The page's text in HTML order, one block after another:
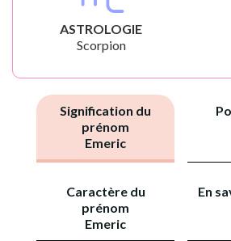
ASTROLOGIE
Scorpion
Signification du
prénom
Emeric
Caractère du
prénom
Emeric
En